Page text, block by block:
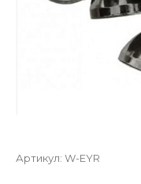
Артикул: W-EYR